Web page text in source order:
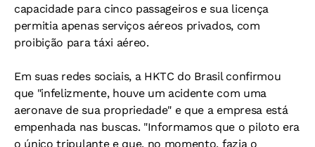
capacidade para cinco passageiros e sua licença
permitia apenas serviços aéreos privados, com
proibição para táxi aéreo.
Em suas redes sociais, a HKTC do Brasil confirmou
que "infelizmente, houve um acidente com uma
aeronave de sua propriedade" e que a empresa está
empenhada nas buscas. "Informamos que o piloto era
o único tripulante e que, no momento, fazia o